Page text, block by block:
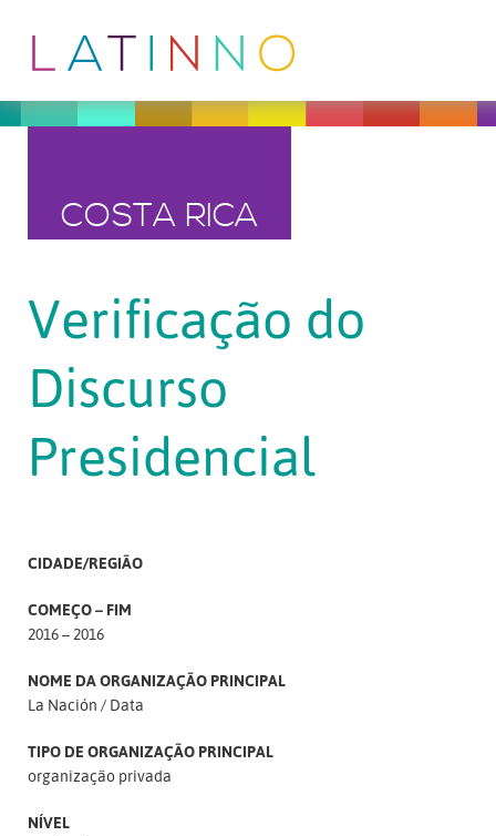
COSTA RICA
Verificação do
Discurso
Presidencial
CIDADE/REGIÃO
COMEÇO – FIM
2016 – 2016
NOME DA ORGANIZAÇÃO PRINCIPAL
La Nación / Data
TIPO DE ORGANIZAÇÃO PRINCIPAL
organização privada
NÍVEL